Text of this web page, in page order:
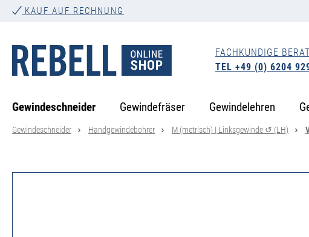
Zur Hauptnavigation springen
KAUF AUF RECHNUNG
FACHKUNDIGE
TEL +49 (0) 6204
Gewindeschneider Gewindefräser Gewindelehren
Gewindeschneider Handgewindebohrer M (metrisch) | Linksgewinde ↺ (LH)